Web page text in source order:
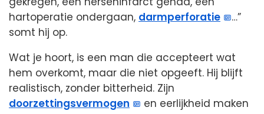
hartoperatie ondergaan, darmperforatie
…”
somt hij op.
Wat je hoort, is een man die accepteert wat
hem overkomt, maar die niet opgeeft. Hij blijft
realistisch, zonder bitterheid. Zijn
doorzettingsvermogen
en eerlijkheid maken